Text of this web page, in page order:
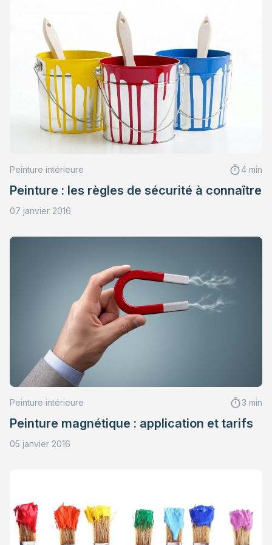
Peinture intérieure 4 min
Peinture : les règles de sécurité à connaître
07 janvier 2016
Peinture intérieure 3 min
Peinture magnétique : application et tarifs
05 janvier 2016